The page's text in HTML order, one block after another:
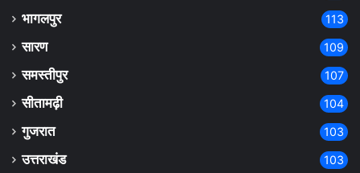
भागलपुर 113
सारण 109
समस्तीपुर 107
सीतामढ़ी 104
गुजरात 103
उत्तराखंड 103